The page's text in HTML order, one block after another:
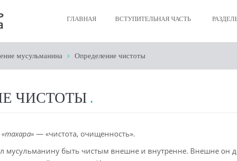
ГЛАВНАЯ ВСТУПИТЕЛЬНАЯ ЧАСТЬ
мусульманина Определение чистоты
ЧИСТОТЫ
«тахара» — «чистота, очищенность».
мусульманину быть чистым внешне и внутренне. Внешне он